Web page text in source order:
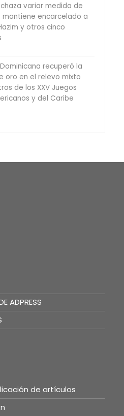
variar medida de
mantiene encarcelado a
y otros cinco
recuperó la
oro en el relevo mixto
de los XXV Juegos
y del Caribe
ADPRESS
de artículos